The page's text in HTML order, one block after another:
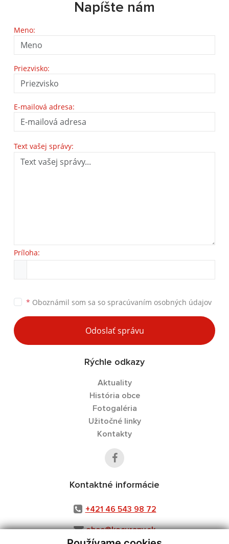
Napíšte nám
Meno:
Priezvisko:
E-mailová adresa:
Text vašej správy:
Príloha:
* Oboznámil som sa so spracúvaním osobných údajov
Odoslať správu
Rýchle odkazy
Aktuality
História obce
Fotogaléria
Užitočné linky
Kontakty
Kontaktné informácie
+421 46 543 98 72
obec@kocurany.sk